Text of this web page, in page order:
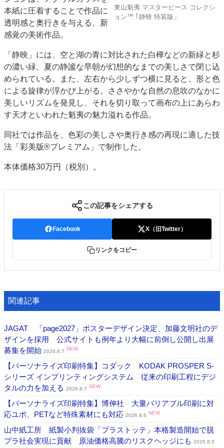
JAPAN PACK 2023 特集
中古印刷機・製本機特集
2022 見える化・MIS特集
2022 検査・校正特集
特集・デジタル印刷 ～ 新成長軌道を描く
案内
発刊案内
JFPI印刷用語集 印刷機材年鑑
運営
会社案内
購読・購入申し込み
サイトポリシー
お問い合わせ
東山魁夷 マスターピース コレクシ
ョン™ ｢静映 特装版」
本紙に圧着することで作品に
透明感と奥行きを与える、新
感覚の美術作品。
「静映」には、空と湖の青に対比された白樺などの新緑と杉
の濃い緑、夏の静謐な早朝が幻想的なまでの美しさで閉じ込
められている。また、左右から少しずつ横に見ると、形と色
による旋律が浮かび上がる。ささやかな自然の息吹のなかに
美しいリズムを発見し、それを切り取って画布の上にあらわ
す天才といわれた魁夷の魅力溢れる作品。
同社では作品を、色彩の美しさや奥行き感の再現に適した技
法「彩美版®プレミアム」で制作した。
本体価格30万円（税別）。
この記事をシェアする
Facebook X（旧Twitter）
リンクをコピー
関連記事
JAGAT 「page2027」ポスターデザイン決定、加藤文明社のデ
ザインを採用 公式サイトも例年より大幅に前倒し公開し出展
募集を開始 2026.8.7 NEW
【パーソナライズ印刷特集】コダック KODAK PROSPER S-
シリーズ インプリンティングシステム 従来の印刷工程にデジ
タルの力を加える 2026.8.7 NEW
【パーソナライズ印刷特集】博伸社 大量バリアブル印刷に対
応ユポ、PETなど特殊素材にも対応 2026.8.6 NEW
山中紙工所 紙製小判抜袋「プラストッテ」本格製造開始で脱
プラ社会実現に貢献 原油価格高騰のリスクヘッジにも 2026.8.5